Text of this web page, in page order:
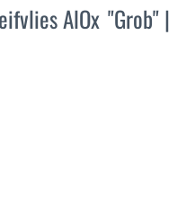
AlOx "Grob" |